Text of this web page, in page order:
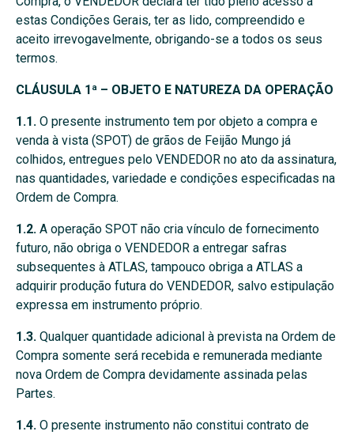
estas Condições Gerais, ter as lido, compreendido e
aceito irrevogavelmente, obrigando-se a todos os seus
termos.
CLÁUSULA 1ª – OBJETO E NATUREZA DA OPERAÇÃO
1.1. O presente instrumento tem por objeto a compra e
venda à vista (SPOT) de grãos de Feijão Mungo já
colhidos, entregues pelo VENDEDOR no ato da assinatura,
nas quantidades, variedade e condições especificadas na
Ordem de Compra.
1.2. A operação SPOT não cria vínculo de fornecimento
futuro, não obriga o VENDEDOR a entregar safras
subsequentes à ATLAS, tampouco obriga a ATLAS a
adquirir produção futura do VENDEDOR, salvo estipulação
expressa em instrumento próprio.
1.3. Qualquer quantidade adicional à prevista na Ordem de
Compra somente será recebida e remunerada mediante
nova Ordem de Compra devidamente assinada pelas
Partes.
1.4. O presente instrumento não constitui contrato de